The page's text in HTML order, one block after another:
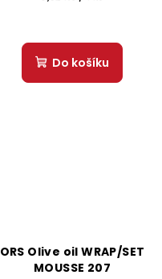
Do košíku
ORS Olive oil WRAP/SET
MOUSSE 207